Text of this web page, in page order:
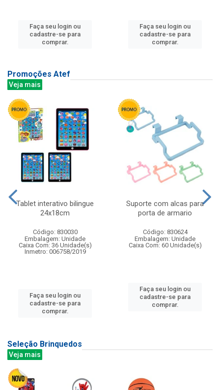
Faça seu login ou
cadastre-se para
comprar.
Faça seu login ou
cadastre-se para
comprar.
Promoções Atef
Veja mais
Tablet interativo bilingue
24x18cm
Código: 830030
Embalagem: Unidade
Caixa Com: 36 Unidade(s)
Inmetro: 006758/2019
Faça seu login ou
cadastre-se para
comprar.
Suporte com alcas para
porta de armario
Código: 830624
Embalagem: Unidade
Caixa Com: 60 Unidade(s)
Faça seu login ou
cadastre-se para
comprar.
Seleção Brinquedos
Veja mais